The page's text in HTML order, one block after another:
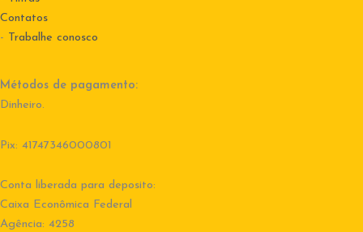
Contatos
- Trabalhe conosco
Métodos de pagamento:
Dinheiro.
Pix: 41747346000801
Conta liberada para deposito:
Caixa Econômica Federal
Agência: 4258